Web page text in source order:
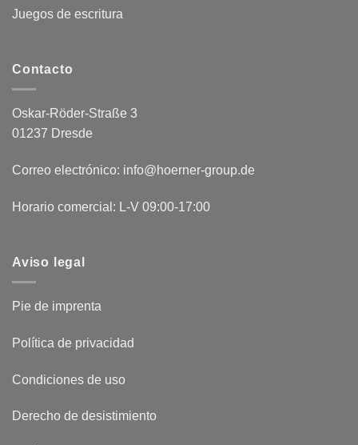
Juegos de escritura
Contacto
Oskar-Röder-Straße 3
01237 Dresde
Correo electrónico: info@hoerner-group.de
Horario comercial: L-V 09:00-17:00
Aviso legal
Pie de imprenta
Política de privacidad
Condiciones de uso
Derecho de desistimiento